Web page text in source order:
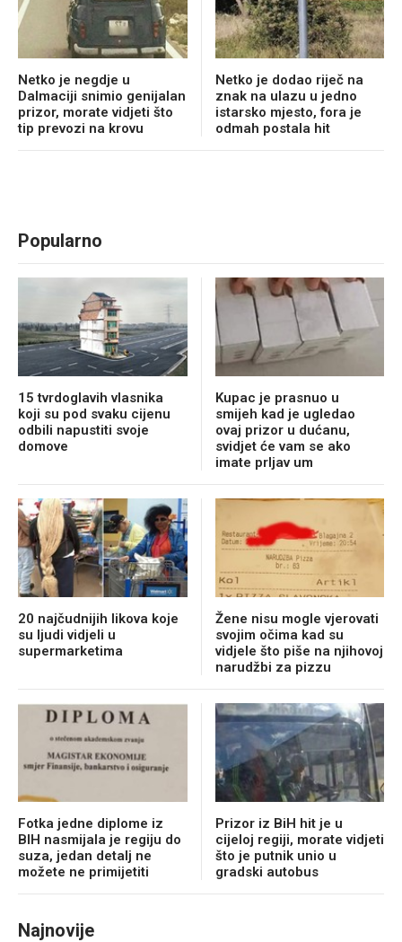
Netko je negdje u
Dalmaciji snimio genijalan
prizor, morate vidjeti što
tip prevozi na krovu
Netko je dodao riječ na
znak na ulazu u jedno
istarsko mjesto, fora je
odmah postala hit
Popularno
15 tvrdoglavih vlasnika
koji su pod svaku cijenu
odbili napustiti svoje
domove
Kupac je prasnuo u
smijeh kad je ugledao
ovaj prizor u dućanu,
svidjet će vam se ako
imate prljav um
20 najčudnijih likova koje
su ljudi vidjeli u
supermarketima
Žene nisu mogle vjerovati
svojim očima kad su
vidjele što piše na njihovoj
narudžbi za pizzu
Fotka jedne diplome iz
BIH nasmijala je regiju do
suza, jedan detalj ne
možete ne primijetiti
Prizor iz BiH hit je u
cijeloj regiji, morate vidjeti
što je putnik unio u
gradski autobus
Najnovije